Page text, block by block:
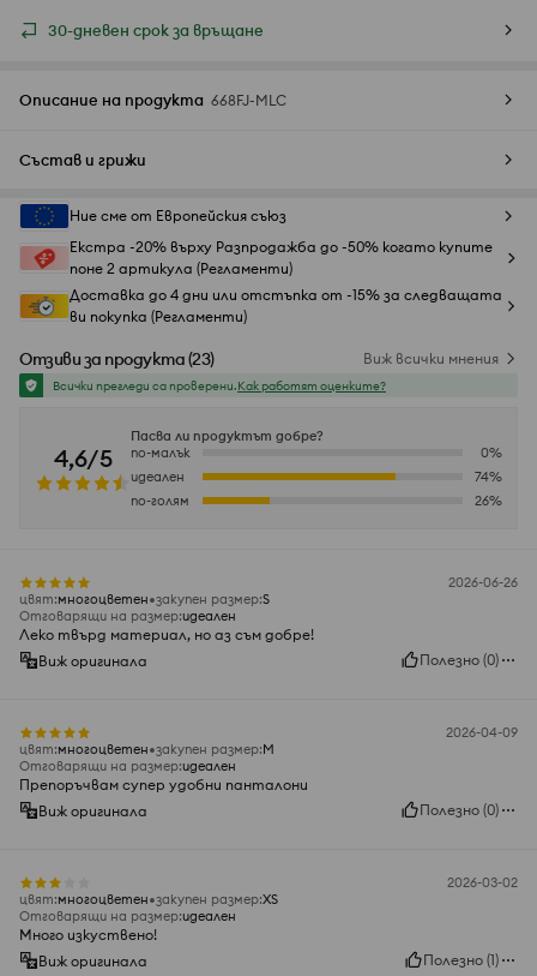
30-дневен срок за връщане
Описание на продукта 668FJ-MLC
Състав и грижи
Ние сме от Европейския съюз
Екстра -20% върху Разпродажба до -50% когато купите
поне 2 артикула (Регламенти)
Доставка до 4 дни или отстъпка от -15% за следващата
ви покупка (Регламенти)
Отзиви за продукта(23) Виж всички мнения
Всички прегледи са проверени.Как работят оценките?
4,6/5
Пасва ли продуктът добре?
по-малък
0%
идеален
74%
по-голям
26%
2026-06-26
цвят:многоцветен закупен размер:S
Отговарящи на размер:идеален
Леко твърд материал, но аз съм добре!
Виж оригинала
Полезно (0)
2026-04-09
цвят:многоцветен закупен размер:M
Отговарящи на размер:идеален
Препоръчвам супер удобни панталони
Виж оригинала
Полезно (0)
2026-03-02
цвят:многоцветен закупен размер:XS
Отговарящи на размер:идеален
Много изкуствено!
Виж оригинала
Полезно (1)